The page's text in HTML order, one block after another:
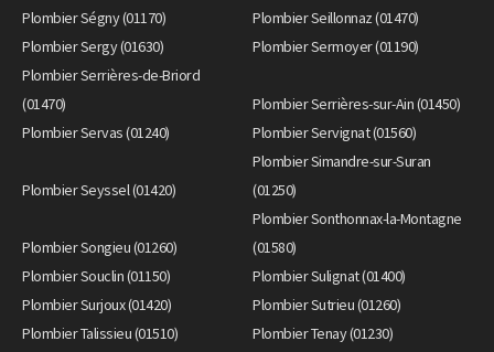
Plombier Ségny (01170)
Plombier Seillonnaz (01470)
Plombier Sergy (01630)
Plombier Sermoyer (01190)
Plombier Serrières-de-Briord
(01470)
Plombier Serrières-sur-Ain (01450)
Plombier Servas (01240)
Plombier Servignat (01560)
Plombier Seyssel (01420)
Plombier Simandre-sur-Suran
(01250)
Plombier Songieu (01260)
Plombier Sonthonnax-la-Montagne
(01580)
Plombier Souclin (01150)
Plombier Sulignat (01400)
Plombier Surjoux (01420)
Plombier Sutrieu (01260)
Plombier Talissieu (01510)
Plombier Tenay (01230)